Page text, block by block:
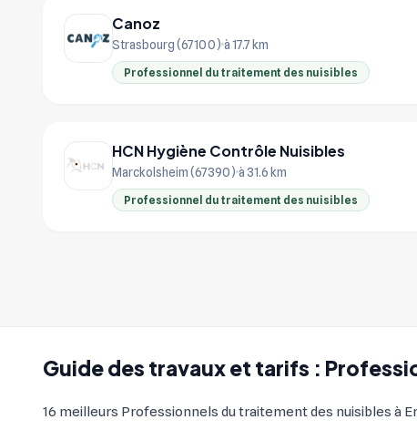
Guide des travaux et tarifs :
16 meilleurs Professionnels du traitement des nuisibles à
Canoz
Strasbourg (67100) à 17.7 km
Professionnel du traitement des nuisibles
HCN Hygiène Contrôle Nuisibles
Marckolsheim (67390) à 31.6 km
Professionnel du traitement des nuisibles